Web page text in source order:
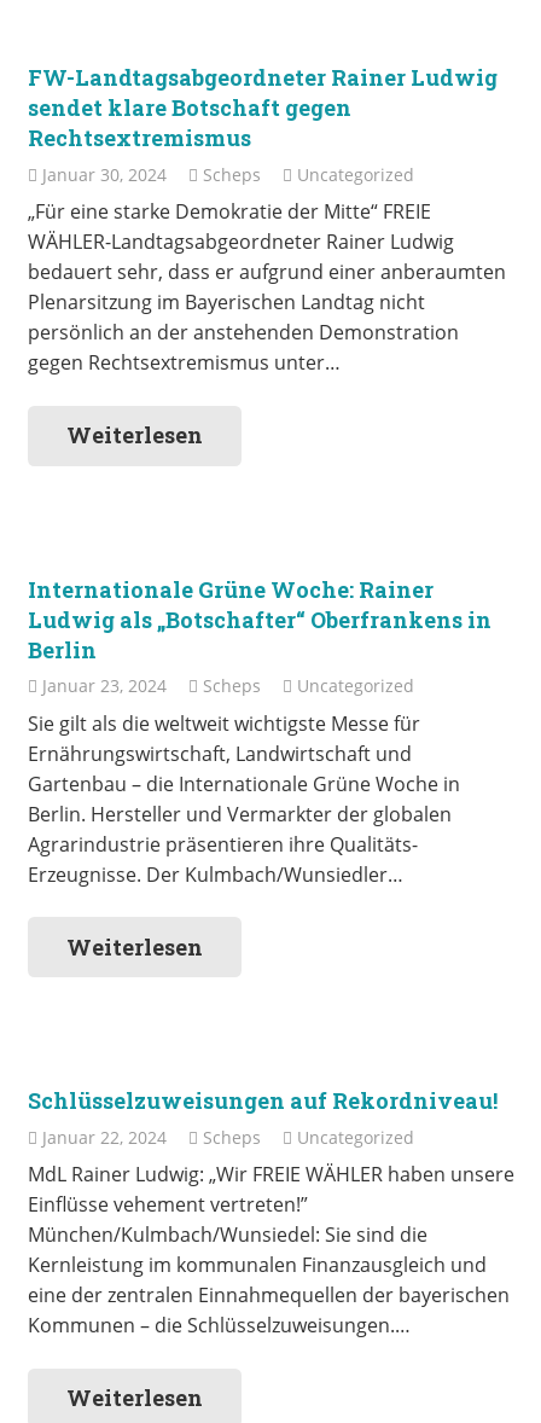
FW-Landtagsabgeordneter Rainer Ludwig
sendet klare Botschaft gegen
Rechtsextremismus
Januar 30, 2024 Scheps Uncategorized
„Für eine starke Demokratie der Mitte“ FREIE
WÄHLER-Landtagsabgeordneter Rainer Ludwig
bedauert sehr, dass er aufgrund einer anberaumten
Plenarsitzung im Bayerischen Landtag nicht
persönlich an der anstehenden Demonstration
gegen Rechtsextremismus unter…
Weiterlesen
Internationale Grüne Woche: Rainer
Ludwig als „Botschafter“ Oberfrankens in
Berlin
Januar 23, 2024 Scheps Uncategorized
Sie gilt als die weltweit wichtigste Messe für
Ernährungswirtschaft, Landwirtschaft und
Gartenbau – die Internationale Grüne Woche in
Berlin. Hersteller und Vermarkter der globalen
Agrarindustrie präsentieren ihre Qualitäts-
Erzeugnisse. Der Kulmbach/Wunsiedler…
Weiterlesen
Schlüsselzuweisungen auf Rekordniveau!
Januar 22, 2024 Scheps Uncategorized
MdL Rainer Ludwig: „Wir FREIE WÄHLER haben unsere
Einflüsse vehement vertreten!”
München/Kulmbach/Wunsiedel: Sie sind die
Kernleistung im kommunalen Finanzausgleich und
eine der zentralen Einnahmequellen der bayerischen
Kommunen – die Schlüsselzuweisungen.…
Weiterlesen